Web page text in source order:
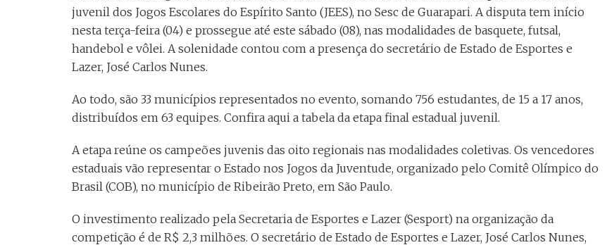
juvenil dos Jogos Escolares do Espírito Santo (JEES), no Sesc de Guarapari. A disputa tem início
nesta terça-feira (04) e prossegue até este sábado (08), nas modalidades de basquete, futsal,
handebol e vôlei. A solenidade contou com a presença do secretário de Estado de Esportes e
Lazer, José Carlos Nunes.
Ao todo, são 33 municípios representados no evento, somando 756 estudantes, de 15 a 17 anos,
distribuídos em 63 equipes. Confira aqui a tabela da etapa final estadual juvenil.
A etapa reúne os campeões juvenis das oito regionais nas modalidades coletivas. Os vencedores
estaduais vão representar o Estado nos Jogos da Juventude, organizado pelo Comitê Olímpico do
Brasil (COB), no município de Ribeirão Preto, em São Paulo.
O investimento realizado pela Secretaria de Esportes e Lazer (Sesport) na organização da
competição é de R$ 2,3 milhões. O secretário de Estado de Esportes e Lazer, José Carlos Nunes,